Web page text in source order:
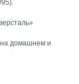
на домашнем и